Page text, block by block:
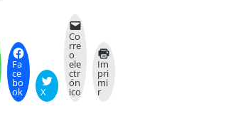
Fa
ce
bo
ok X
Co
rre
o
ele
ctr
ón
ico
Im
pri
mi
r